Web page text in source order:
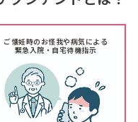
ご懐妊時のお怪我や病気による
緊急入院・自宅待機指示